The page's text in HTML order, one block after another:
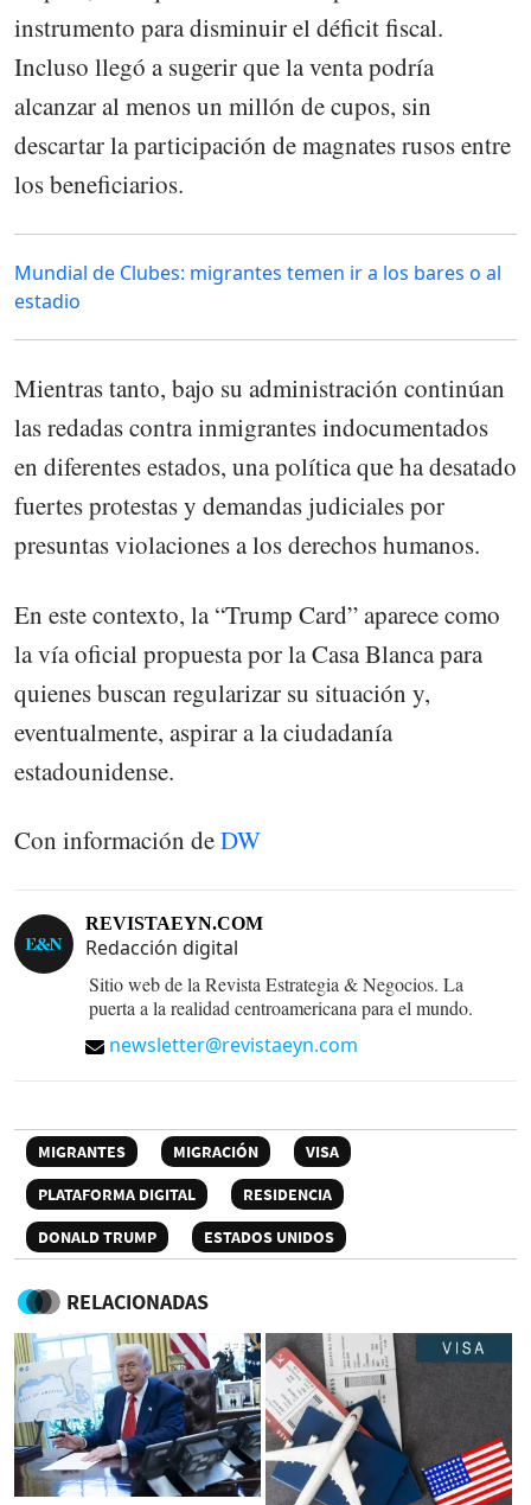
instrumento para disminuir el déficit fiscal.
Incluso llegó a sugerir que la venta podría
alcanzar al menos un millón de cupos, sin
descartar la participación de magnates rusos entre
los beneficiarios.
Mundial de Clubes: migrantes temen ir a los bares o al
estadio
Mientras tanto, bajo su administración continúan
las redadas contra inmigrantes indocumentados
en diferentes estados, una política que ha desatado
fuertes protestas y demandas judiciales por
presuntas violaciones a los derechos humanos.
En este contexto, la “Trump Card” aparece como
la vía oficial propuesta por la Casa Blanca para
quienes buscan regularizar su situación y,
eventualmente, aspirar a la ciudadanía
estadounidense.
Con información deDW
REVISTAEYN.COM
Redacción digital
Sitio web de la Revista Estrategia & Negocios. La
puerta a la realidad centroamericana para el mundo.
newsletter@revistaeyn.com
MIGRANTES MIGRACIÓN
VISA
PLATAFORMA DIGITAL
RESIDENCIA
DONALD TRUMP
ESTADOS UNIDOS
RELACIONADAS